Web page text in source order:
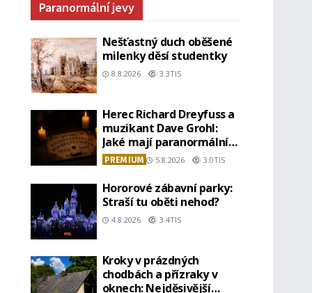
Paranormální jevy
Nešťastný duch oběšené
milenky děsí studentky
8.8.2026 3.3TIS
Herec Richard Dreyfuss a
muzikant Dave Grohl:
Jaké mají paranormální
zážitky?
PREMIUM 5.8.2026 3.0TIS
Hororové zábavní parky:
Straší tu oběti nehod?
4.8.2026 3.4TIS
Kroky v prázdných
chodbách a přízraky v
oknech: Nejděsivější